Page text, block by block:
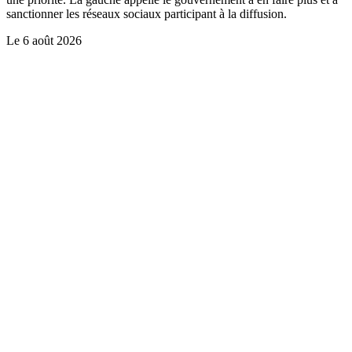
sanctionner les réseaux sociaux participant à la diffusion.
Le 6 août 2026